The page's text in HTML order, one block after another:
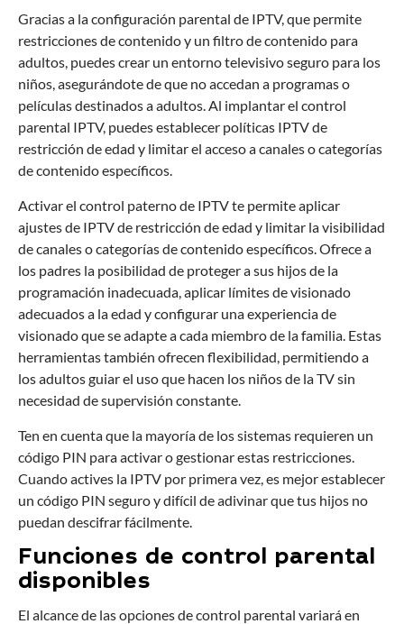
Gracias a la configuración parental de IPTV, que permite
restricciones de contenido y un filtro de contenido para
adultos, puedes crear un entorno televisivo seguro para los
niños, asegurándote de que no accedan a programas o
películas destinados a adultos. Al implantar el control
parental IPTV, puedes establecer políticas IPTV de
restricción de edad y limitar el acceso a canales o categorías
de contenido específicos.
Activar el control paterno de IPTV te permite aplicar
ajustes de IPTV de restricción de edad y limitar la visibilidad
de canales o categorías de contenido específicos. Ofrece a
los padres la posibilidad de proteger a sus hijos de la
programación inadecuada, aplicar límites de visionado
adecuados a la edad y configurar una experiencia de
visionado que se adapte a cada miembro de la familia. Estas
herramientas también ofrecen flexibilidad, permitiendo a
los adultos guiar el uso que hacen los niños de la TV sin
necesidad de supervisión constante.
Ten en cuenta que la mayoría de los sistemas requieren un
código PIN para activar o gestionar estas restricciones.
Cuando actives la IPTV por primera vez, es mejor establecer
un código PIN seguro y difícil de adivinar que tus hijos no
puedan descifrar fácilmente.
Funciones de control parental
disponibles
El alcance de las opciones de control parental variará en